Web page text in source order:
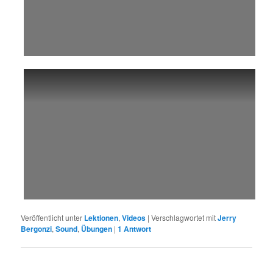
Veröffentlicht unter Lektionen,Videos |Verschlagwortet mitJerry
Bergonzi,Sound, Übungen |1 Antwort